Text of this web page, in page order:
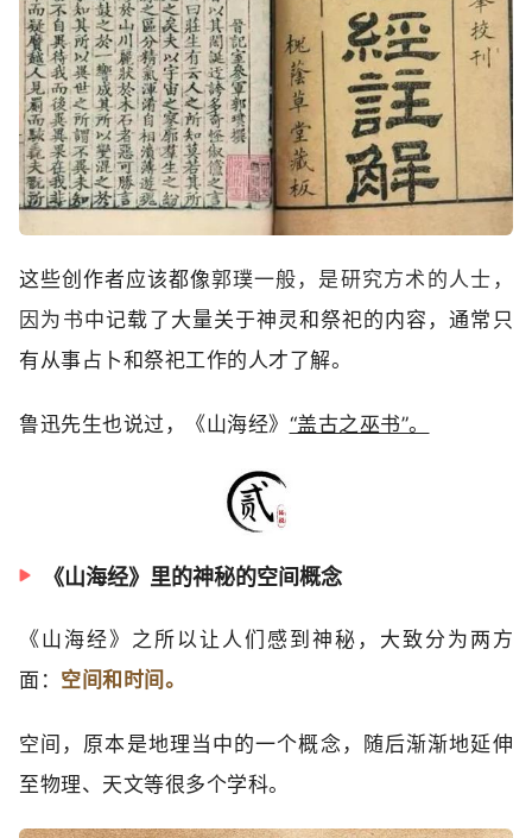
这些创作者应该都像郭璞一般‬，是‬研究‬方术‬的‬人士‬，
因为‬书中‬记载了大量关于神灵和祭祀的内容，通常只
有从事占卜和祭祀工作的人才了解。
鲁迅先生也说过，《山海经》 “盖古之巫书”。
《山海经》里的神秘的空间概念
《山海经》之所以让人们感到神秘，大致分为两方
面： 空间和时间。
空间，原本是地理当中的一个概念，随后渐渐地延伸
至物理、天文等很多个学科。